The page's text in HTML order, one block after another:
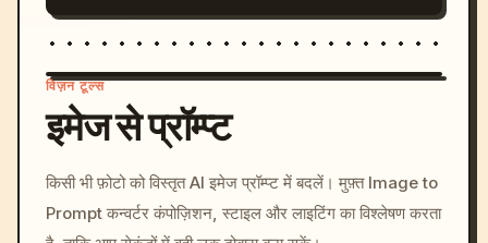
c, cyberpunk sunset, neon
colors, 8k --v 6.0
विज़न टूल्स
इमेज से प्रॉम्प्ट
किसी भी फ़ोटो को विस्तृत AI इमेज प्रॉम्प्ट में बदलें। मुफ़्त Image to
Prompt कन्वर्टर कंपोज़िशन, स्टाइल और लाइटिंग का विश्लेषण करता